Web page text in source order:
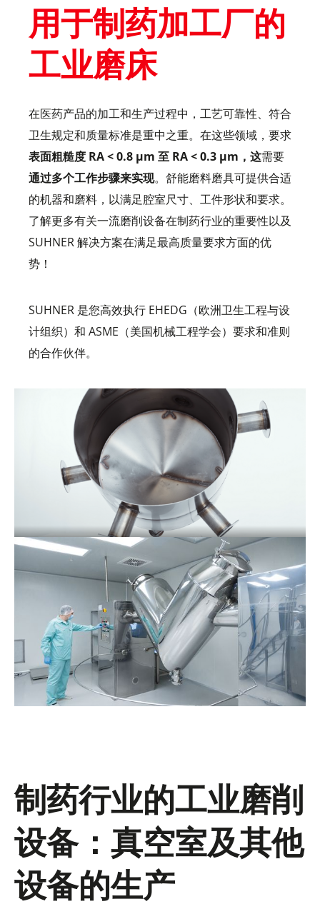
用于制药加工厂的
工业磨床
在医药产品的加工和生产过程中，工艺可靠性、符合
卫生规定和质量标准是重中之重。在这些领域，要求
表面粗糙度 RA < 0.8 µm 至 RA < 0.3 µm，这需要
通过多个工作步骤来实现。舒能磨料磨具可提供合适
的机器和磨料，以满足腔室尺寸、工件形状和要求。
了解更多有关一流磨削设备在制药行业的重要性以及
SUHNER 解决方案在满足最高质量要求方面的优
势！
SUHNER 是您高效执行 EHEDG（欧洲卫生工程与设
计组织）和 ASME（美国机械工程学会）要求和准则
的合作伙伴。
制药行业的工业磨削
设备：真空室及其他
设备的生产